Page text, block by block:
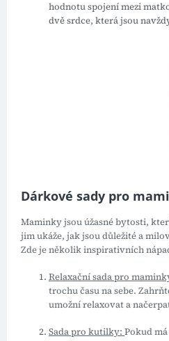
hodnotu spojení mezi
dvě srdce, která jsou
Dárkové sady pro
Maminky jsou úžasné bytosti,
jim ukáže, jak jsou důležité a
Zde je několik inspirativních
Relaxační sada pro
trochu času na sebe.
umožní relaxovat a
Sada pro kutilky: Pokud